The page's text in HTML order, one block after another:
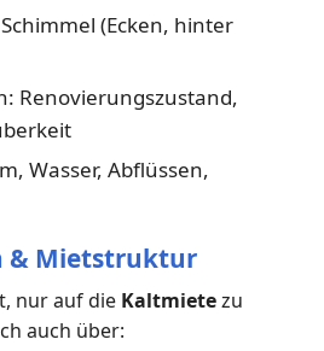
(Ecken, hinter
Renovierungszustand,
Wasser, Abflüssen,
& Mietstruktur
nur auf die Kaltmietezu
auch über: